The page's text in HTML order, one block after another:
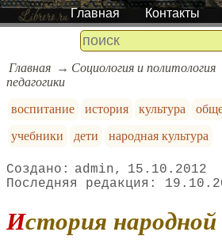
Главная Контакты
Главная Социология и политология
педагогики
воспитание
история культура
учебники
дети народная культура
admin
15.10.2012
История народной